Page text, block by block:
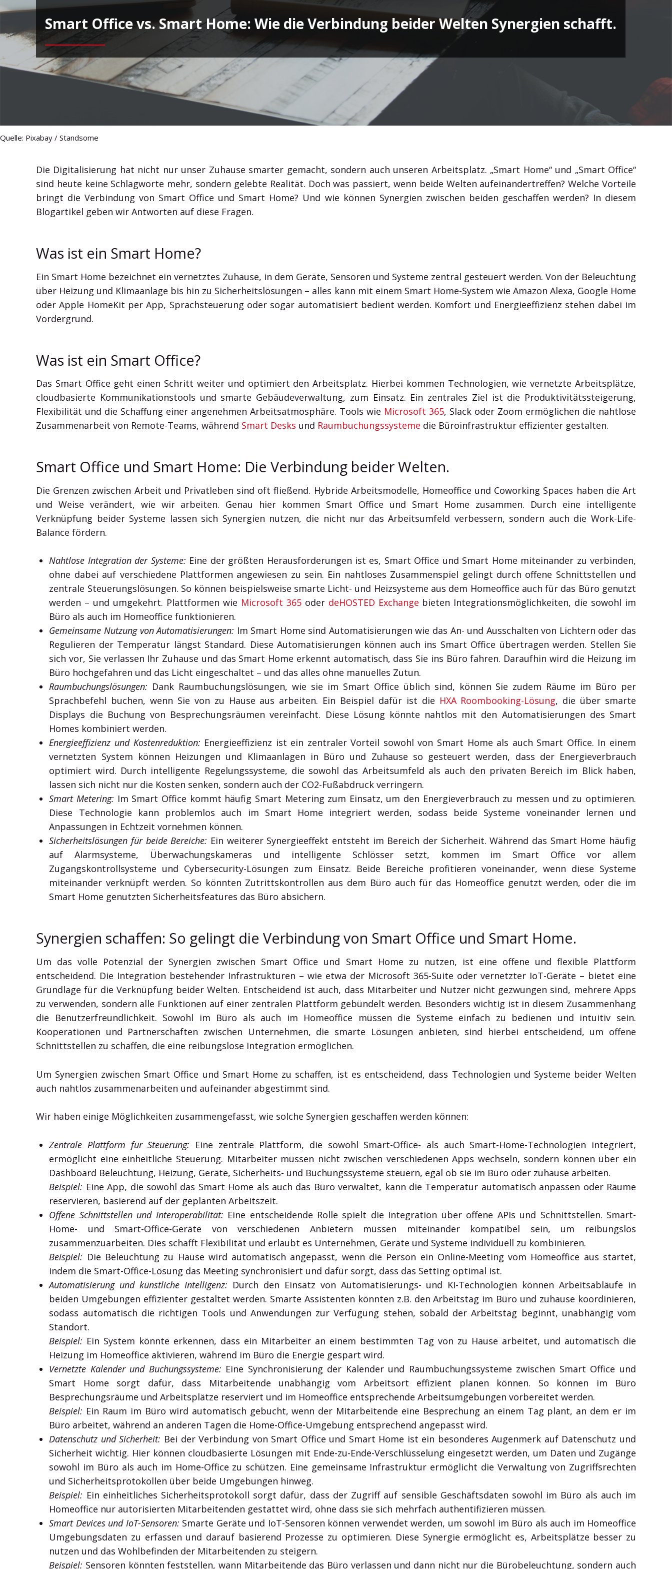
Generation machen – vernetzt, flexibel und integriert
mit Microsoft 365.
HXA Smart Cube
HXA Smart Glas
HXA Sparo App
HXA Room Booking App
HXA Door Connect App
HXA Room Calendar Display System
HXA Environment Control App
auf Outlook, Word, Excel und Co. & profitieren Sie von
den erstklassigen Office Diensten.
Office 365 Guide
Microsoft Teams
Outlook, Word, Excel und Teams und gewinnen Sie
Zeit für das Wesentliche.
Smart Office vs. Smart Home: Wie die Verbindung beider Welten Synergien schafft.
Quelle: Pixabay / Standsome
Die Digitalisierung hat nicht nur unser Zuhause smarter gemacht, sondern auch unseren Arbeitsplatz. „Smart Home“ und „Smart Office“
sind heute keine Schlagworte mehr, sondern gelebte Realität. Doch was passiert, wenn beide Welten aufeinandertreffen? Welche Vorteile
bringt die Verbindung von Smart Office und Smart Home? Und wie können Synergien zwischen beiden geschaffen werden? In diesem
Blogartikel geben wir Antworten auf diese Fragen.
Was ist ein Smart Home?
Ein Smart Home bezeichnet ein vernetztes Zuhause, in dem Geräte, Sensoren und Systeme zentral gesteuert werden. Von der Beleuchtung
über Heizung und Klimaanlage bis hin zu Sicherheitslösungen – alles kann mit einem Smart Home-System wie Amazon Alexa, Google Home
oder Apple HomeKit per App, Sprachsteuerung oder sogar automatisiert bedient werden. Komfort und Energieeffizienz stehen dabei im
Vordergrund.
Was ist ein Smart Office?
Das Smart Office geht einen Schritt weiter und optimiert den Arbeitsplatz. Hierbei kommen Technologien, wie vernetzte Arbeitsplätze,
cloudbasierte Kommunikationstools und smarte Gebäudeverwaltung, zum Einsatz. Ein zentrales Ziel ist die Produktivitätssteigerung,
Flexibilität und die Schaffung einer angenehmen Arbeitsatmosphäre. Tools wie Microsoft 365, Slack oder Zoom ermöglichen die nahtlose
Zusammenarbeit von Remote-Teams, während Smart Desks und Raumbuchungssysteme die Büroinfrastruktur effizienter gestalten.
Smart Office und Smart Home: Die Verbindung beider Welten.
Die Grenzen zwischen Arbeit und Privatleben sind oft fließend. Hybride Arbeitsmodelle, Homeoffice und Coworking Spaces haben die Art
und Weise verändert, wie wir arbeiten. Genau hier kommen Smart Office und Smart Home zusammen. Durch eine intelligente
Verknüpfung beider Systeme lassen sich Synergien nutzen, die nicht nur das Arbeitsumfeld verbessern, sondern auch die Work-Life-
Balance fördern.
Nahtlose Integration der Systeme: Eine der größten Herausforderungen ist es, Smart Office und Smart Home miteinander zu verbinden,
ohne dabei auf verschiedene Plattformen angewiesen zu sein. Ein nahtloses Zusammenspiel gelingt durch offene Schnittstellen und
zentrale Steuerungslösungen. So können beispielsweise smarte Licht- und Heizsysteme aus dem Homeoffice auch für das Büro genutzt
werden – und umgekehrt. Plattformen wie Microsoft 365oder deHOSTED Exchange bieten Integrationsmöglichkeiten, die sowohl im
Büro als auch im Homeoffice funktionieren.
Gemeinsame Nutzung von Automatisierungen: Im Smart Home sind Automatisierungen wie das An- und Ausschalten von Lichtern oder das
Regulieren der Temperatur längst Standard. Diese Automatisierungen können auch ins Smart Office übertragen werden. Stellen Sie
sich vor, Sie verlassen Ihr Zuhause und das Smart Home erkennt automatisch, dass Sie ins Büro fahren. Daraufhin wird die Heizung im
Büro hochgefahren und das Licht eingeschaltet – und das alles ohne manuelles Zutun.
Raumbuchungslösungen: Dank Raumbuchungslösungen, wie sie im Smart Office üblich sind, können Sie zudem Räume im Büro per
Sprachbefehl buchen, wenn Sie von zu Hause aus arbeiten. Ein Beispiel dafür ist die HXA Roombooking-Lösung, die über smarte
Displays die Buchung von Besprechungsräumen vereinfacht. Diese Lösung könnte nahtlos mit den Automatisierungen des Smart
Homes kombiniert werden.
Energieeffizienz und Kostenreduktion: Energieeffizienz ist ein zentraler Vorteil sowohl von Smart Home als auch Smart Office. In einem
vernetzten System können Heizungen und Klimaanlagen in Büro und Zuhause so gesteuert werden, dass der Energieverbrauch
optimiert wird. Durch intelligente Regelungssysteme, die sowohl das Arbeitsumfeld als auch den privaten Bereich im Blick haben,
lassen sich nicht nur die Kosten senken, sondern auch der CO2-Fußabdruck verringern.
Smart Metering: Im Smart Office kommt häufig Smart Metering zum Einsatz, um den Energieverbrauch zu messen und zu optimieren.
Diese Technologie kann problemlos auch im Smart Home integriert werden, sodass beide Systeme voneinander lernen und
Anpassungen in Echtzeit vornehmen können.
Sicherheitslösungen für beide Bereiche: Ein weiterer Synergieeffekt entsteht im Bereich der Sicherheit. Während das Smart Home häufig
auf Alarmsysteme, Überwachungskameras und intelligente Schlösser setzt, kommen im Smart Office vor allem
Zugangskontrollsysteme und Cybersecurity-Lösungen zum Einsatz. Beide Bereiche profitieren voneinander, wenn diese Systeme
miteinander verknüpft werden. So könnten Zutrittskontrollen aus dem Büro auch für das Homeoffice genutzt werden, oder die im
Smart Home genutzten Sicherheitsfeatures das Büro absichern.
Synergien schaffen: So gelingt die Verbindung von Smart Office und Smart Home.
Um das volle Potenzial der Synergien zwischen Smart Office und Smart Home zu nutzen, ist eine offene und flexible Plattform
entscheidend. Die Integration bestehender Infrastrukturen – wie etwa der Microsoft 365-Suite oder vernetzter IoT-Geräte – bietet eine
Grundlage für die Verknüpfung beider Welten. Entscheidend ist auch, dass Mitarbeiter und Nutzer nicht gezwungen sind, mehrere Apps
zu verwenden, sondern alle Funktionen auf einer zentralen Plattform gebündelt werden. Besonders wichtig ist in diesem Zusammenhang
die Benutzerfreundlichkeit. Sowohl im Büro als auch im Homeoffice müssen die Systeme einfach zu bedienen und intuitiv sein.
Kooperationen und Partnerschaften zwischen Unternehmen, die smarte Lösungen anbieten, sind hierbei entscheidend, um offene
Schnittstellen zu schaffen, die eine reibungslose Integration ermöglichen.
Um Synergien zwischen Smart Office und Smart Home zu schaffen, ist es entscheidend, dass Technologien und Systeme beider Welten
auch nahtlos zusammenarbeiten und aufeinander abgestimmt sind.
Wir haben einige Möglichkeiten zusammengefasst, wie solche Synergien geschaffen werden können:
Zentrale Plattform für Steuerung: Eine zentrale Plattform, die sowohl Smart-Office- als auch Smart-Home-Technologien integriert,
ermöglicht eine einheitliche Steuerung. Mitarbeiter müssen nicht zwischen verschiedenen Apps wechseln, sondern können über ein
Dashboard Beleuchtung, Heizung, Geräte, Sicherheits- und Buchungssysteme steuern, egal ob sie im Büro oder zuhause arbeiten.
Beispiel: Eine App, die sowohl das Smart Home als auch das Büro verwaltet, kann die Temperatur automatisch anpassen oder Räume
reservieren, basierend auf der geplanten Arbeitszeit.
Offene Schnittstellen und Interoperabilität: Eine entscheidende Rolle spielt die Integration über offene APIs und Schnittstellen. Smart-
Home- und Smart-Office-Geräte von verschiedenen Anbietern müssen miteinander kompatibel sein, um reibungslos
zusammenzuarbeiten. Dies schafft Flexibilität und erlaubt es Unternehmen, Geräte und Systeme individuell zu kombinieren.
Beispiel: Die Beleuchtung zu Hause wird automatisch angepasst, wenn die Person ein Online-Meeting vom Homeoffice aus startet,
indem die Smart-Office-Lösung das Meeting synchronisiert und dafür sorgt, dass das Setting optimal ist.
Automatisierung und künstliche Intelligenz: Durch den Einsatz von Automatisierungs- und KI-Technologien können Arbeitsabläufe in
beiden Umgebungen effizienter gestaltet werden. Smarte Assistenten könnten z.B. den Arbeitstag im Büro und zuhause koordinieren,
sodass automatisch die richtigen Tools und Anwendungen zur Verfügung stehen, sobald der Arbeitstag beginnt, unabhängig vom
Standort.
Beispiel: Ein System könnte erkennen, dass ein Mitarbeiter an einem bestimmten Tag von zu Hause arbeitet, und automatisch die
Heizung im Homeoffice aktivieren, während im Büro die Energie gespart wird.
Vernetzte Kalender und Buchungssysteme: Eine Synchronisierung der Kalender und Raumbuchungssysteme zwischen Smart Office und
Smart Home sorgt dafür, dass Mitarbeitende unabhängig vom Arbeitsort effizient planen können. So können im Büro
Besprechungsräume und Arbeitsplätze reserviert und im Homeoffice entsprechende Arbeitsumgebungen vorbereitet werden.
Beispiel: Ein Raum im Büro wird automatisch gebucht, wenn der Mitarbeitende eine Besprechung an einem Tag plant, an dem er im
Büro arbeitet, während an anderen Tagen die Home-Office-Umgebung entsprechend angepasst wird.
Datenschutz und Sicherheit: Bei der Verbindung von Smart Office und Smart Home ist ein besonderes Augenmerk auf Datenschutz und
Sicherheit wichtig. Hier können cloudbasierte Lösungen mit Ende-zu-Ende-Verschlüsselung eingesetzt werden, um Daten und Zugänge
sowohl im Büro als auch im Home-Office zu schützen. Eine gemeinsame Infrastruktur ermöglicht die Verwaltung von Zugriffsrechten
und Sicherheitsprotokollen über beide Umgebungen hinweg.
Beispiel: Ein einheitliches Sicherheitsprotokoll sorgt dafür, dass der Zugriff auf sensible Geschäftsdaten sowohl im Büro als auch im
Homeoffice nur autorisierten Mitarbeitenden gestattet wird, ohne dass sie sich mehrfach authentifizieren müssen.
Smart Devices und IoT-Sensoren: Smarte Geräte und IoT-Sensoren können verwendet werden, um sowohl im Büro als auch im Homeoffice
Umgebungsdaten zu erfassen und darauf basierend Prozesse zu optimieren. Diese Synergie ermöglicht es, Arbeitsplätze besser zu
nutzen und das Wohlbefinden der Mitarbeitenden zu steigern.
Beispiel: Sensoren könnten feststellen, wann Mitarbeitende das Büro verlassen und dann nicht nur die Bürobeleuchtung, sondern auch